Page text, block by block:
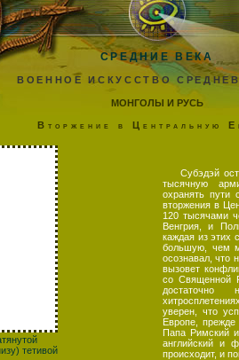
СРЕДНИЕ ВЕКА
ВОЕННОЕ ИСКУССТВО
МОНГОЛЫ И РУСЬ
Вторжение в Центральную
тетивой
Субэдэй
тысячную
охранять пути
вторжения в
120 тысячами
Венгрия, и
каждая из этих
большую, чем
осознавал, что
вызовет
со Священной
достаточно
уверен, что
Европе,
Папа Римский
английский и
происходит, и